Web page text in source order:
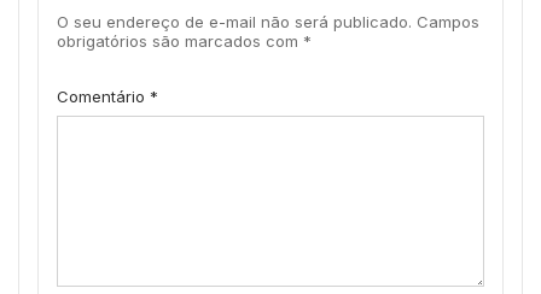
O seu endereço de e-mail não será publicado. Campos
obrigatórios são marcados com *
Comentário *